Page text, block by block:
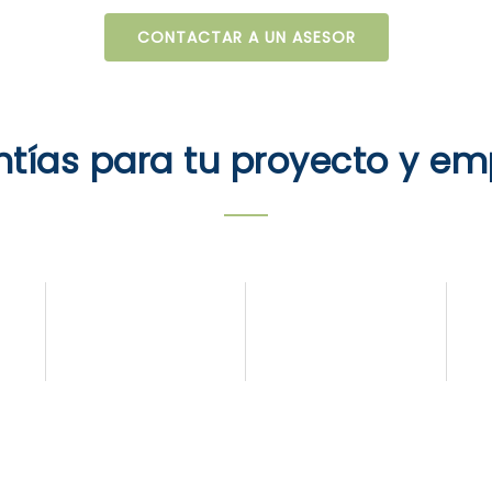
CONTACTAR A UN ASESOR
para tu proyecto y